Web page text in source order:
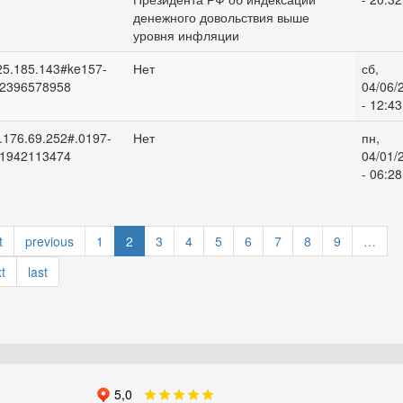
денежного довольствия выше
уровня инфляции
Нет
сб,
04/06/
- 12:43
Нет
пн,
04/01/
- 06:28
previous 1 2 3 4 5 6 7 8 9
…
last